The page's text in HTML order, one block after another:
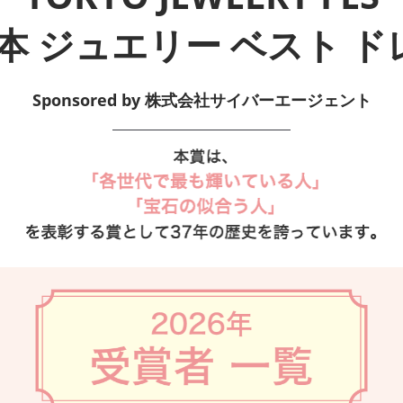
ジュエリー ベスト ド
Sponsored by 株式会社サイバーエージェント